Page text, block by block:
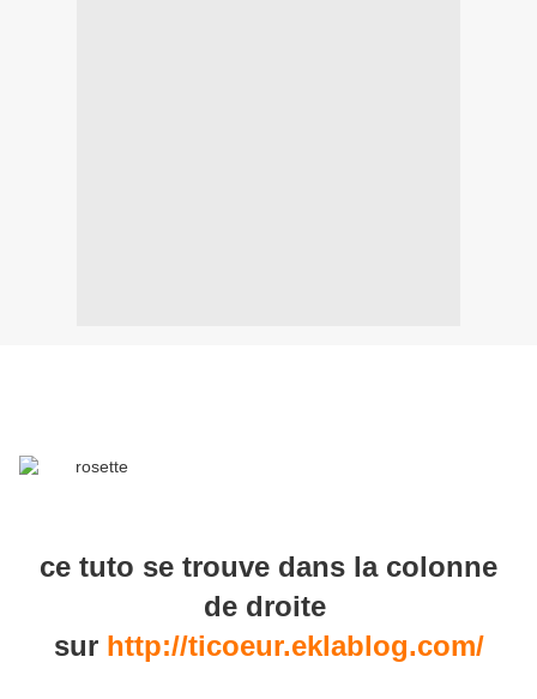
ce tuto se trouve dans la colonne
de droite
sur http://ticoeur.eklablog.com/